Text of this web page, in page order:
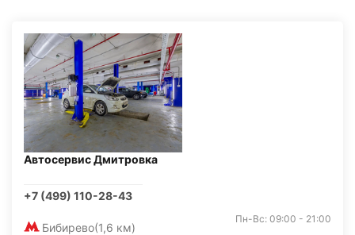
Автосервис Дмитровка
+7 (499) 110-28-43
Бибирево(1,6 км)
Пн-Вс: 09:00 - 21:00